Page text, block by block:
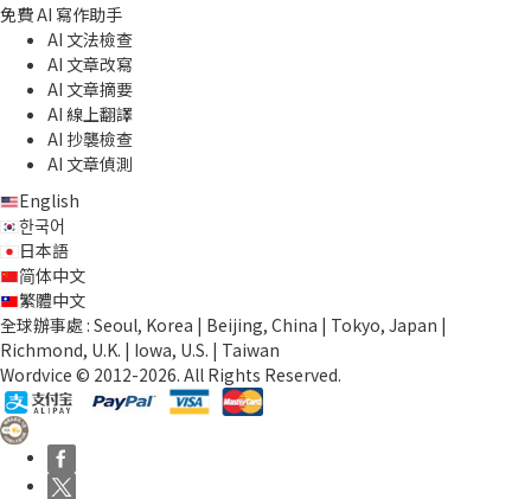
免費 AI 寫作助手
AI 文法檢查
AI 文章改寫
AI 文章摘要
AI 線上翻譯
AI 抄襲檢查
AI 文章偵測
English
한국어
日本語
简体中文
繁體中文
全球辦事處 : Seoul, Korea | Beijing, China | Tokyo, Japan |
Richmond, U.K. | Iowa, U.S. | Taiwan
Wordvice © 2012-2026. All Rights Reserved.